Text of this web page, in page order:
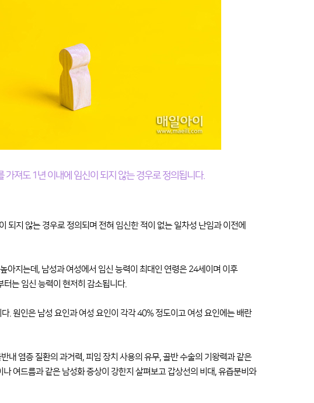
가져도 1년 이내에 임신이 되지 않는 경우로 정의됩니다.
지 않는 경우로 정의되며 전혀 임신한 적이 없는 일차성 난임과 이전에
지는데, 남성과 여성에서 임신 능력이 최대인 연령은 24세이며 이후
는 임신 능력이 현저히 감소됩니다.
. 원인은 남성 요인과 여성 요인이 각각 40% 정도이고 여성 요인에는 배란
내 염증 질환의 과거력, 피임 장치 사용의 유무, 골반 수술의 기왕력과 같은
여드름과 같은 남성화 증상이 강한지 살펴보고 갑상선의 비대, 유즙분비와